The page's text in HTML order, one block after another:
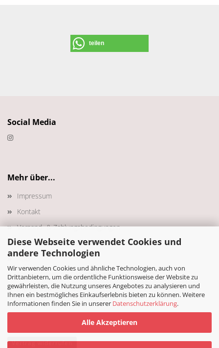
Diese Webseite verwendet Cookies und
andere Technologien
Wir verwenden Cookies und ähnliche Technologien, auch von
Drittanbietern, um die ordentliche Funktionsweise der Website zu
gewährleisten, die Nutzung unseres Angebotes zu analysieren und
Ihnen ein bestmögliches Einkaufserlebnis bieten zu können. Weitere
Informationen finden Sie in unserer Datenschutzerklärung.
Alle Akzeptieren
teilen
Social Media
Mehr über...
Impressum
Kontakt
Versand- & Zahlungsbedingungen
Widerrufsrecht & Muster-Widerrufsformular
AGB
Privatsphäre und Datenschutz
Cookie Einstellungen
Vertrag widerrufen